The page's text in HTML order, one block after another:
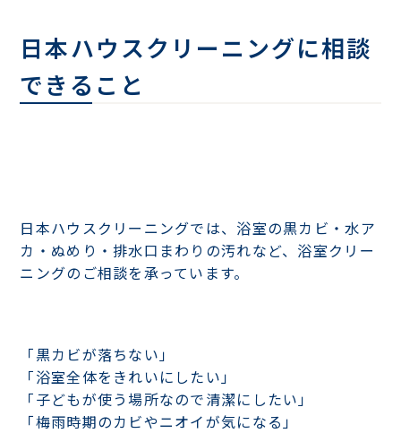
日本ハウスクリーニングに相談
できること
日本ハウスクリーニングでは、浴室の黒カビ・水ア
カ・ぬめり・排水口まわりの汚れなど、浴室クリー
ニングのご相談を承っています。
「黒カビが落ちない」
「浴室全体をきれいにしたい」
「子どもが使う場所なので清潔にしたい」
「梅雨時期のカビやニオイが気になる」